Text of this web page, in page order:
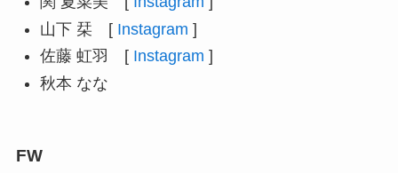
山下 栞 [ Instagram ]
佐藤 虹羽 [ Instagram ]
秋本 なな
FW